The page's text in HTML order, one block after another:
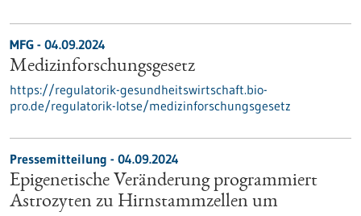
MFG - 04.09.2024
Medizinforschungsgesetz
https://regulatorik-gesundheitswirtschaft.bio-
pro.de/regulatorik-lotse/medizinforschungsgesetz
Pressemitteilung - 04.09.2024
Epigenetische Veränderung programmiert
Astrozyten zu Hirnstammzellen um